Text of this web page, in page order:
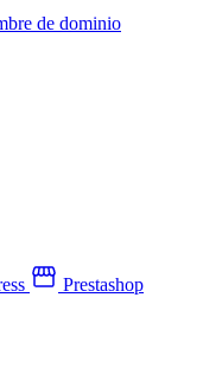
de dominio
Prestashop